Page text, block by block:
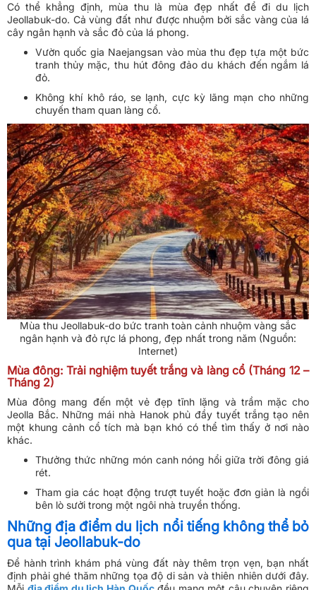
Có thể khẳng định, mùa thu là mùa đẹp nhất để đi du lịch
Jeollabuk-do. Cả vùng đất như được nhuộm bởi sắc vàng của lá
cây ngân hạnh và sắc đỏ của lá phong.
Vườn quốc gia Naejangsan vào mùa thu đẹp tựa một bức
tranh thủy mặc, thu hút đông đảo du khách đến ngắm lá
đỏ.
Không khí khô ráo, se lạnh, cực kỳ lãng mạn cho những
chuyến tham quan làng cổ.
Mùa thu Jeollabuk-do bức tranh toàn cảnh nhuộm vàng sắc
ngân hạnh và đỏ rực lá phong, đẹp nhất trong năm (Nguồn:
Internet)
Mùa đông: Trải nghiệm tuyết trắng và làng cổ (Tháng 12 –
Tháng 2)
Mùa đông mang đến một vẻ đẹp tĩnh lặng và trầm mặc cho
Jeolla Bắc. Những mái nhà Hanok phủ đầy tuyết trắng tạo nên
một khung cảnh cổ tích mà bạn khó có thể tìm thấy ở nơi nào
khác.
Thưởng thức những món canh nóng hổi giữa trời đông giá
rét.
Tham gia các hoạt động trượt tuyết hoặc đơn giản là ngồi
bên lò sưởi trong một ngôi nhà truyền thống.
Những địa điểm du lịch nổi tiếng không thể bỏ
qua tại Jeollabuk-do
Để hành trình khám phá vùng đất này thêm trọn vẹn, bạn nhất
định phải ghé thăm những tọa độ di sản và thiên nhiên dưới đây.